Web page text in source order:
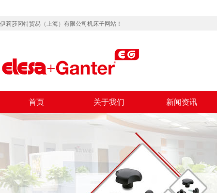
伊莉莎冈特贸易（上海）有限公司机床子网站！
首页 关于我们 新闻资讯